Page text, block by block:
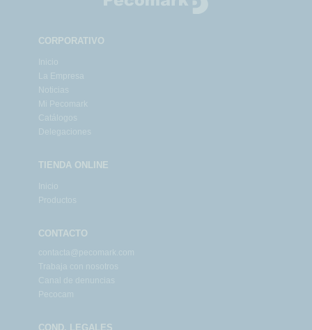
CORPORATIVO
Inicio
La Empresa
Noticias
Mi Pecomark
Catálogos
Delegaciones
TIENDA ONLINE
Inicio
Productos
CONTACTO
contacta@pecomark.com
Trabaja con nosotros
Canal de denuncias
Pecocam
COND. LEGALES